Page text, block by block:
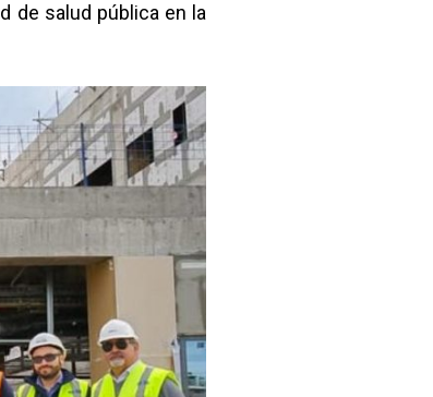
de salud pública en la